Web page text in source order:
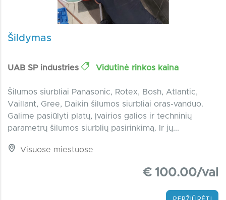
Šildymas
UAB SP industries Vidutinė rinkos kaina
Šilumos siurbliai Panasonic, Rotex, Bosh, Atlantic,
Vaillant, Gree, Daikin šilumos siurbliai oras-vanduo.
Galime pasiūlyti platų, įvairios galios ir techninių
parametrų šilumos siurblių pasirinkimą. Ir jų...
Visuose miestuose
€ 100.00/val